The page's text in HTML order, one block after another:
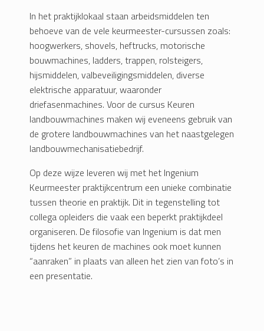
In het praktijklokaal staan arbeidsmiddelen ten
behoeve van de vele keurmeester-cursussen zoals:
hoogwerkers, shovels, heftrucks, motorische
bouwmachines, ladders, trappen, rolsteigers,
hijsmiddelen, valbeveiligingsmiddelen, diverse
elektrische apparatuur, waaronder
driefasenmachines. Voor de cursus Keuren
landbouwmachines maken wij eveneens gebruik van
de grotere landbouwmachines van het naastgelegen
landbouwmechanisatiebedrijf.
Op deze wijze leveren wij met het Ingenium
Keurmeester praktijkcentrum een unieke combinatie
tussen theorie en praktijk. Dit in tegenstelling tot
collega opleiders die vaak een beperkt praktijkdeel
organiseren. De filosofie van Ingenium is dat men
tijdens het keuren de machines ook moet kunnen
“aanraken” in plaats van alleen het zien van foto’s in
een presentatie.